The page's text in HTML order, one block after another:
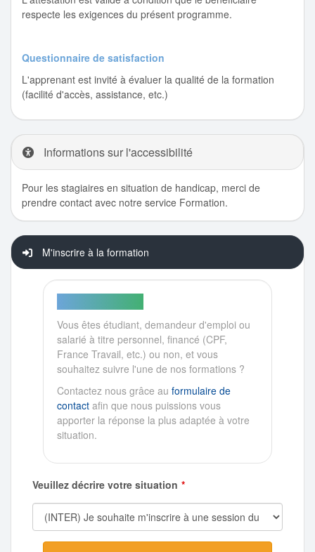
respecte les exigences du présent programme.
Questionnaire de satisfaction
L'apprenant est invité à évaluer la qualité de la formation
(facilité d'accès, assistance, etc.)
Informations sur l'accessibilité
Pour les stagiaires en situation de handicap, merci de
prendre contact avec notre service Formation.
M'inscrire à la formation
Vous êtes étudiant, demandeur d'emploi ou
salarié à titre personnel, financé (CPF,
France Travail, etc.) ou non, et vous
souhaitez suivre l'une de nos formations ?
Contactez nous grâce au formulaire de
contact afin que nous puissions vous
apporter la réponse la plus adaptée à votre
situation.
Veuillez décrire votre situation